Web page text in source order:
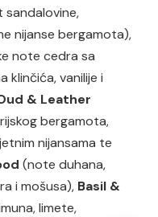
sandalovine,
nijanse bergamota),
note cedra sa
klinčića, vanilije i
& Leather
bergamota,
nijansama te
(note duhana,
i mošusa), Basil &
limete,